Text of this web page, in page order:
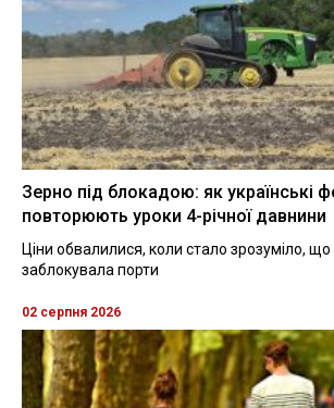
Зерно під блокадою: як українські
повторюють уроки 4-річної давнини
Ціни обвалилися, коли стало зрозуміло, що
заблокувала порти
02 серпня 2026